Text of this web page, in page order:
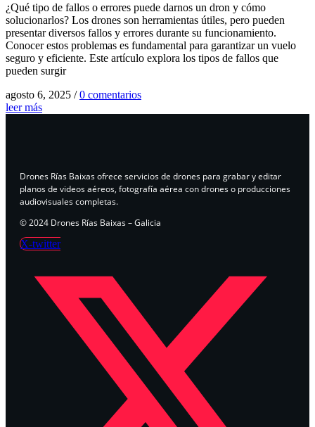
¿Qué tipo de fallos o errores puede darnos un dron y cómo
solucionarlos? Los drones son herramientas útiles, pero pueden
presentar diversos fallos y errores durante su funcionamiento.
Conocer estos problemas es fundamental para garantizar un vuelo
seguro y eficiente. Este artículo explora los tipos de fallos que
pueden surgir
agosto 6, 2025 / 0 comentarios
leer más
Drones Rías Baixas ofrece servicios de drones para grabar y editar
planos de videos aéreos, fotografía aérea con drones o producciones
audiovisuales completas.
© 2024 Drones Rías Baixas – Galicia
X-twitter